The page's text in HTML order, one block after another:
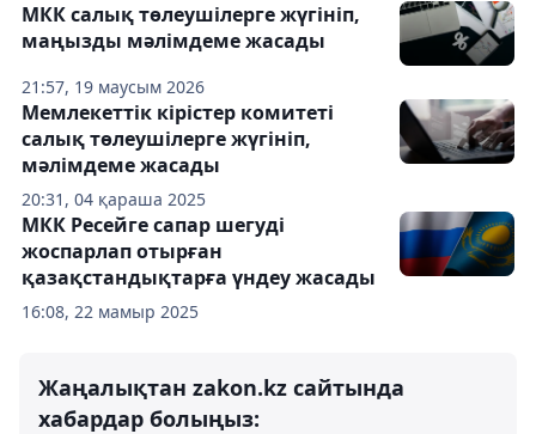
21:57, 19 маусым 2026
МКК салық төлеушілерге жүгініп,
маңызды мәлімдеме жасады
20:31, 04 қараша 2025
Мемлекеттік кірістер комитеті
салық төлеушілерге жүгініп,
мәлімдеме жасады
16:08, 22 мамыр 2025
МКК Ресейге сапар шегуді
жоспарлап отырған
қазақстандықтарға үндеу жасады
Жаңалықтан zakon.kz сайтында
хабардар болыңыз: